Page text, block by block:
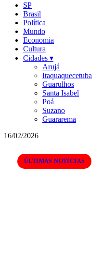
SP
Brasil
Política
Mundo
Economia
Cultura
Cidades ▾
Arujá
Itaquaquecetuba
Guarulhos
Santa Isabel
Poá
Suzano
Guararema
16/02/2026
ÚLTIMAS NOTÍCIAS